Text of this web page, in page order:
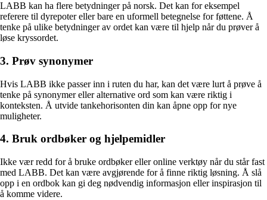
LABB kan ha flere betydninger på norsk. Det kan for eksempel
referere til dyrepoter eller bare en uformell betegnelse for føttene. Å
tenke på ulike betydninger av ordet kan være til hjelp når du prøver å
løse kryssordet.
3. Prøv synonymer
Hvis LABB ikke passer inn i ruten du har, kan det være lurt å prøve å
tenke på synonymer eller alternative ord som kan være riktig i
konteksten. Å utvide tankehorisonten din kan åpne opp for nye
muligheter.
4. Bruk ordbøker og hjelpemidler
Ikke vær redd for å bruke ordbøker eller online verktøy når du står fast
med LABB. Det kan være avgjørende for å finne riktig løsning. Å slå
opp i en ordbok kan gi deg nødvendig informasjon eller inspirasjon til
å komme videre.